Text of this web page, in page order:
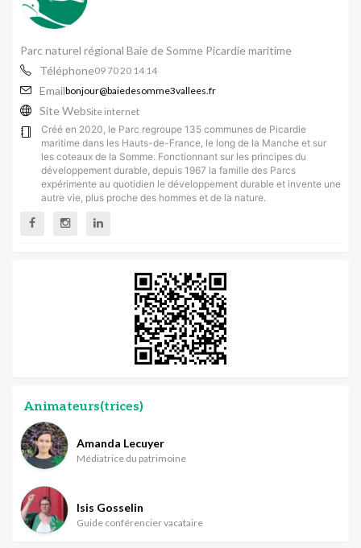
Parc naturel régional Baie de Somme Picardie maritime
Téléphone09 70 20 14 14
Emailbonjour@baiedesomme3vallees.fr
Site WebSite internet
Créé en 2020, le Parc regroupe 135 communes de Picardie
maritime dans les Hauts-de-France, le long de la Manche et sur
les coteaux de la Somme. Fonctionnant sur les principes du
développement durable, depuis 1967 la famille des Parcs
expérimente au quotidien le développement durable et invente une
autre vie, plus proche des hommes et de la nature.
Animateurs(trices)
Amanda Lecuyer
Médiatrice du patrimoine
Isis Gosselin
Guide conférencier vacataire